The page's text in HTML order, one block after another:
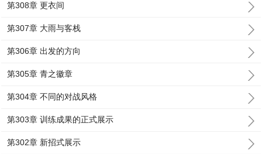
第308章 更衣间
第307章 大雨与客栈
第306章 出发的方向
第305章 青之徽章
第304章 不同的对战风格
第303章 训练成果的正式展示
第302章 新招式展示